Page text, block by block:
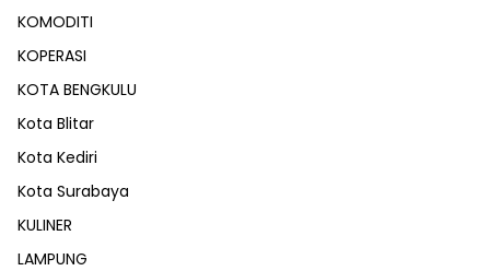
KOMODITI
KOPERASI
KOTA BENGKULU
Kota Blitar
Kota Kediri
Kota Surabaya
KULINER
LAMPUNG